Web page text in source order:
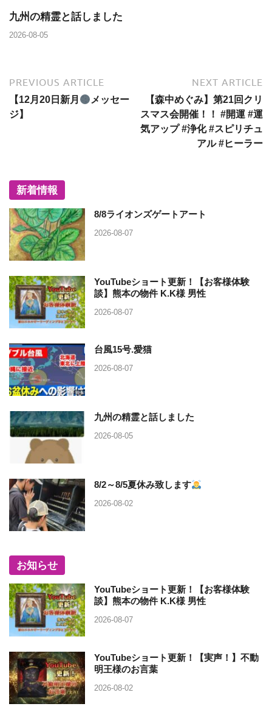
九州の精霊と話しました
2026-08-05
PREVIOUS ARTICLE
【12月20日新月
メッセー
ジ】
NEXT ARTICLE
【森中めぐみ】第21回クリ
スマス会開催！！ #開運 #運
気アップ #浄化 #スピリチュ
アル #ヒーラー
新着情報
8/8ライオンズゲートアート
2026-08-07
YouTubeショート更新！【お客様体験
談】熊本の物件 K.K様 男性
2026-08-07
台風15号.愛猫
2026-08-07
九州の精霊と話しました
2026-08-05
8/2～8/5夏休み致します
2026-08-02
お知らせ
YouTubeショート更新！【お客様体験
談】熊本の物件 K.K様 男性
2026-08-07
YouTubeショート更新！【実声！】不動
明王様のお言葉
2026-08-02